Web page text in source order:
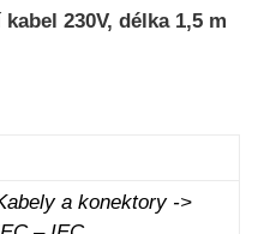
230V, délka 1,5 m
a konektory ->